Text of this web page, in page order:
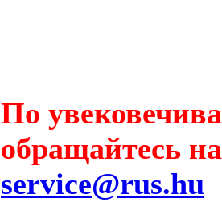
По
обращайтесь
service@rus.hu